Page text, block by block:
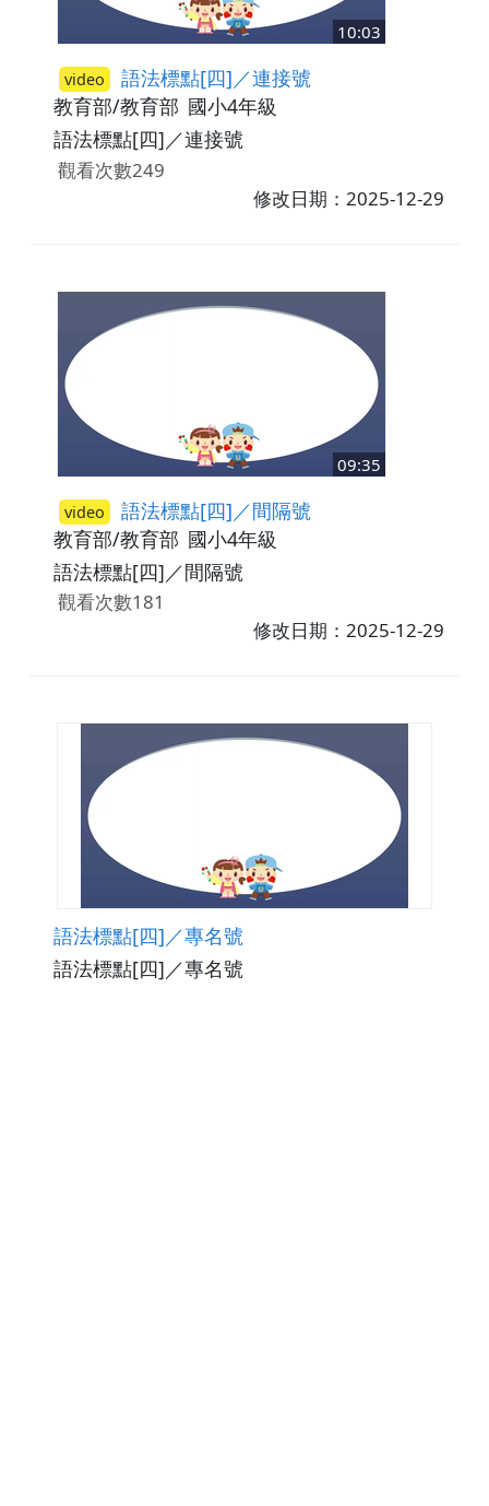
10:03
video 語法標點[四]／連接號
教育部/教育部 國小4年級
語法標點[四]／連接號
觀看次數249
修改日期：2025-12-29
09:35
video 語法標點[四]／間隔號
教育部/教育部 國小4年級
語法標點[四]／間隔號
觀看次數181
修改日期：2025-12-29
語法標點[四]／專名號
語法標點[四]／專名號